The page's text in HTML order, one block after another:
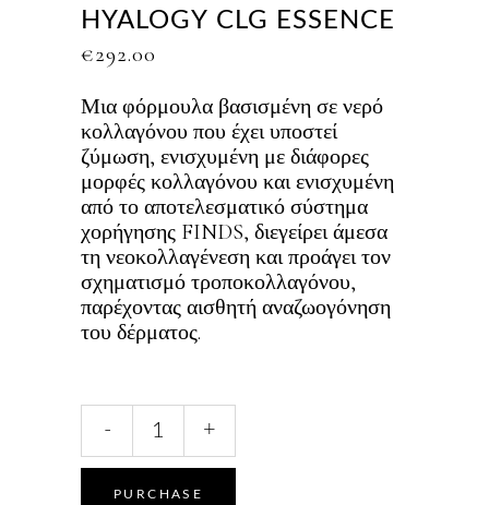
HYALOGY CLG ESSENCE
€292.00
Μια φόρμουλα βασισμένη σε νερό
κολλαγόνου που έχει υποστεί
ζύμωση, ενισχυμένη με διάφορες
μορφές κολλαγόνου και ενισχυμένη
από το αποτελεσματικό σύστημα
χορήγησης FINDS, διεγείρει άμεσα
τη νεοκολλαγένεση και προάγει τον
σχηματισμό τροποκολλαγόνου,
παρέχοντας αισθητή αναζωογόνηση
του δέρματος.
essence
quantity
- +
PURCHASE